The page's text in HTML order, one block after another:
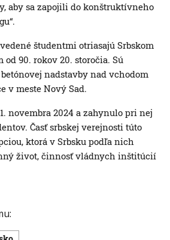
aby sa zapojili do konštruktívneho
študentmi otriasajú Srbskom
od 90. rokov 20. storočia. Sú
nadstavby nad vchodom
v meste Nový Sad.
novembra 2024 a zahynulo pri nej
Časť srbskej verejnosti túto
ktorá v Srbsku podľa nich
život, činnosť vládnych inštitúcií